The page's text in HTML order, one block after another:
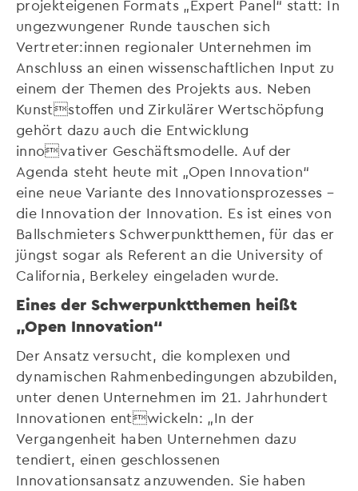
projekteigenen Formats „Expert Panel“ statt: In
ungezwungener Runde tauschen sich
Vertreter:innen regionaler Unternehmen im
Anschluss an einen wissenschaftlichen Input zu
einem der Themen des Projekts aus. Neben
Kunststoffen und Zirkulärer Wertschöpfung
gehört dazu auch die Entwicklung
innovativer Geschäftsmodelle. Auf der
Agenda steht heute mit „Open Innovation“
eine neue Variante des Innovationsprozesses –
die Innovation der Innovation. Es ist eines von
Ballschmieters Schwerpunktthemen, für das er
jüngst sogar als Referent an die University of
California, Berkeley eingeladen wurde.
Eines der Schwerpunktthemen heißt
„Open Innovation“
Der Ansatz versucht, die komplexen und
dynamischen Rahmenbedingungen abzubilden,
unter denen Unternehmen im 21. Jahrhundert
Innovationen entwickeln: „In der
Vergangenheit haben Unternehmen dazu
tendiert, einen geschlossenen
Innovationsansatz anzuwenden. Sie haben